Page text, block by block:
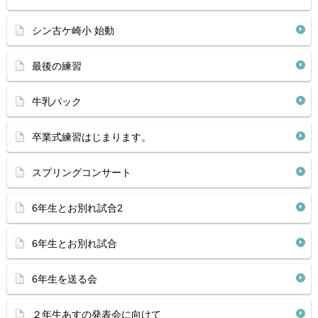
シン古ケ崎小 始動
最後の練習
牛乳パック
卒業式練習はじまります。
スプリングコンサート
6年生とお別れ試合2
6年生とお別れ試合
6年生を送る会
２年生あすの発表会に向けて